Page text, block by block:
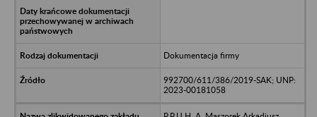
Dokumentacja firmy
992700/611/386/2019-SAK; UNP:
2023-00181058